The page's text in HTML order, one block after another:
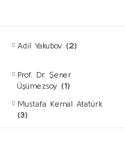
Adil Yakubov (2)
Prof. Dr. Şener
Üşümezsoy (1)
Mustafa Kemal Atatürk
(3)